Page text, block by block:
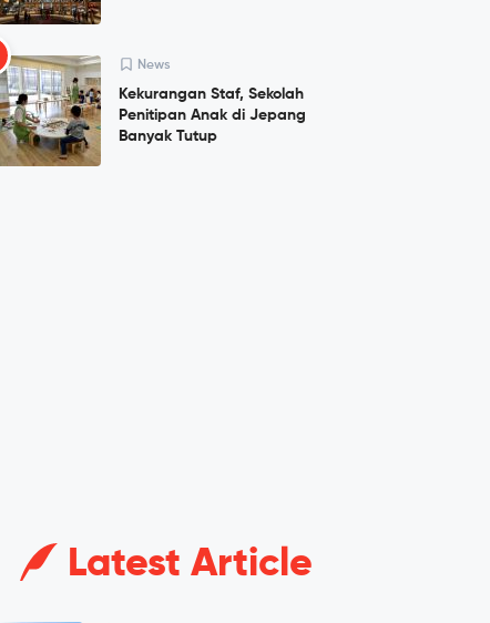
News
Kekurangan Staf, Sekolah
Penitipan Anak di Jepang
Banyak Tutup
Latest Article